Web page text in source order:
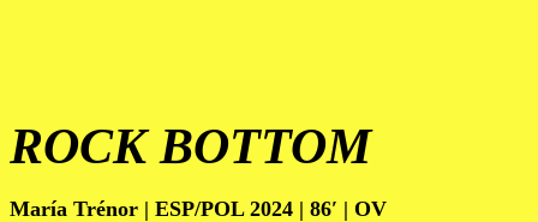
ROCK BOTTOM
María Trénor | ESP/POL 2024 | 86′ | OV